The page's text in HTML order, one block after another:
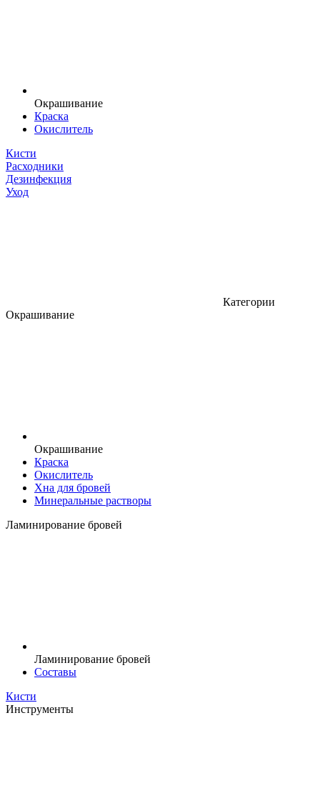
Окрашивание
Краска
Окислитель
Кисти
Расходники
Дезинфекция
Уход
Категории
Окрашивание
Окрашивание
Краска
Окислитель
Хна для бровей
Минеральные растворы
Ламинирование бровей
Ламинирование бровей
Составы
Кисти
Инструменты